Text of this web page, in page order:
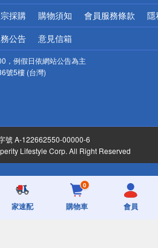
採購 購物須知 會員服務條款 隱
公告 意見信箱
，例假日依網站公告為主
號5樓 (台灣)
號 A-122662550-00000-6
Lifestyle Corp. All Right Reserved
家速配
0
購物車 會員